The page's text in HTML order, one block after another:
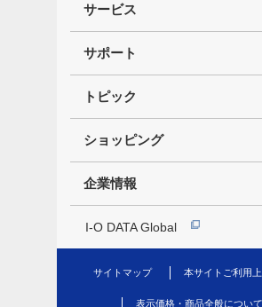
サービス
サポート
トピック
ショッピング
企業情報
I-O DATA Global
サイトマップ 本サイトご利用
表示価格・商品全般について